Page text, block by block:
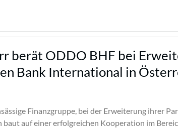
berät ODDO BHF bei
Bank International in
Finanzgruppe, bei der Erweiterung ihrer
auf einer erfolgreichen Kooperation im